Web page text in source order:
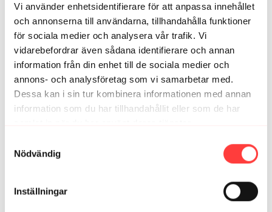
Vi använder enhetsidentifierare för att anpassa innehållet
och annonserna till användarna, tillhandahålla funktioner
för sociala medier och analysera vår trafik. Vi
vidarebefordrar även sådana identifierare och annan
information från din enhet till de sociala medier och
annons- och analysföretag som vi samarbetar med.
Dessa kan i sin tur kombinera informationen med annan
information som du har tillhandahållit eller som de har
Nödvändig
Inställningar
april 08, 2025
Härligt pass 😄
1
Ulrika S. oktober 08, 2024
Det var skönt att komma igång,har haft ett alldeles för
långt uppehåll,men nu så kör vi lugnt och fint😊😊👍👍
Madeleine D.
denna vecka. Pass två avklarat idag. Skönt pass för
benen, perfekt när man som jag inte tränat på 1,5år 😅